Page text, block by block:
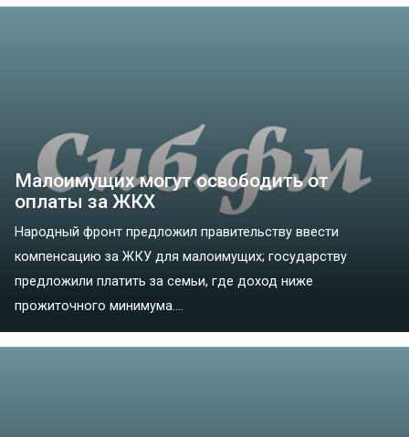
Малоимущих могут освободить от
оплаты за ЖКХ
Народный фронт предложил правительству ввести
компенсацию за ЖКУ для малоимущих; государству
предложили платить за семьи, где доход ниже
прожиточного минимума....